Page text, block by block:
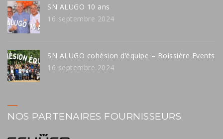
SN ALUGO 10 ans
16 septembre 2024
SN ALUGO cohésion d’équipe – Boissière Events
16 septembre 2024
NOS PARTENAIRES FOURNISSEURS